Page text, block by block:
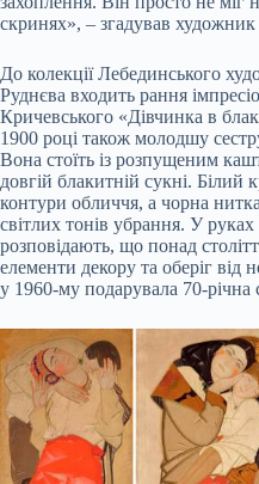
скринях», – згадував
До колекції Лебединського
Руднєва входить рання
Кричевського «Дівчинка в
1900 році також молодшу
Вона стоїть із розпущеним
довгій блакитній сукні.
контури обличчя, а чорна
світлих тонів убрання. У
розповідають, що понад
елементи декору та оберіг від
у 1960-му подарувала 70-річна